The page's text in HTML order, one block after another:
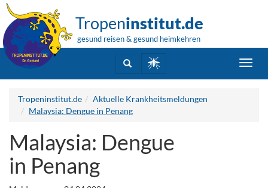
Tropeninstitut.de
gesund reisen & gesund heimkehren
Tropeninstitut.de
Aktuelle Krankheitsmeldungen
Malaysia: Dengue in Penang
Malaysia: Dengue
in Penang